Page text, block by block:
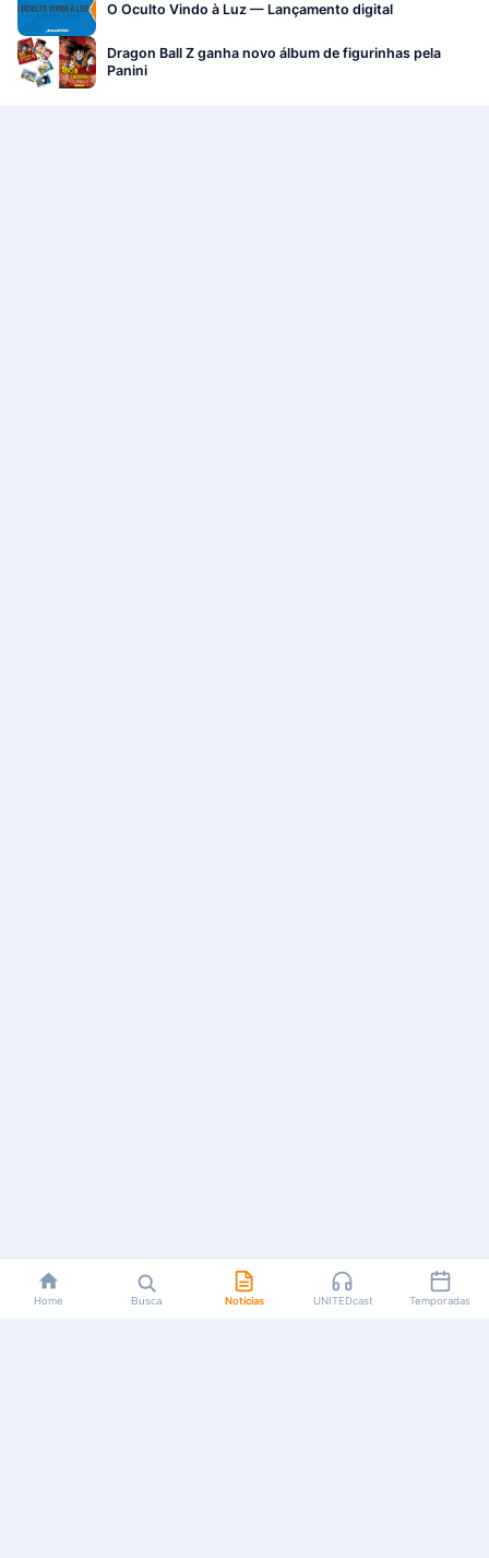
O Oculto Vindo à Luz — Lançamento digital
Dragon Ball Z ganha novo álbum de figurinhas pela
Panini
Home Busca Notícias UNITEDcast Temporadas